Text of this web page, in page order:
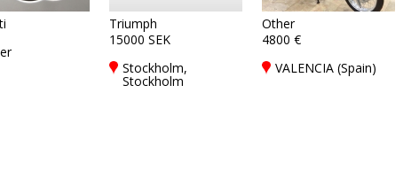
Triumph
15000 SEK
Stockholm,
Stockholm
Other
4800 €
VALENCIA (Spain)